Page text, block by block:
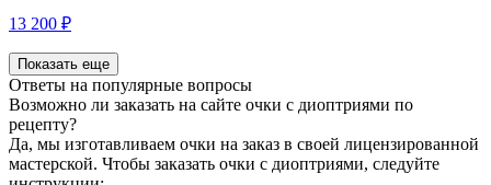
13 200 ₽
Показать еще
Ответы на популярные вопросы
Возможно ли заказать на сайте очки с диоптриями по
рецепту?
Да, мы изготавливаем очки на заказ в своей лицензированной
мастерской. Чтобы заказать очки с диоптриями, следуйте